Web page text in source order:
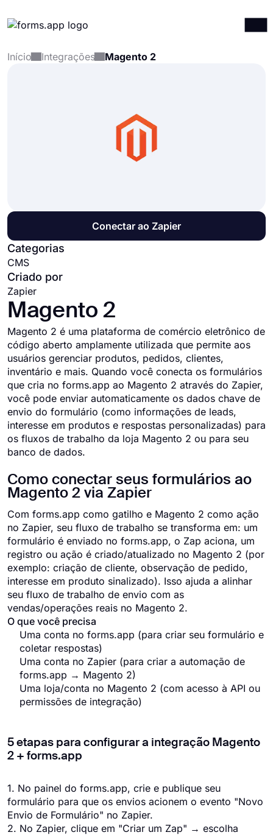
Produtos
Início Integrações Magento 2
Conectar ao Zapier
Categorias
CMS
Criado por
Zapier
Magento 2
Magento 2 é uma plataforma de comércio eletrônico de
código aberto amplamente utilizada que permite aos
usuários gerenciar produtos, pedidos, clientes,
inventário e mais. Quando você conecta os formulários
que cria no forms.app ao Magento 2 através do Zapier,
você pode enviar automaticamente os dados chave de
envio do formulário (como informações de leads,
interesse em produtos e respostas personalizadas) para
os fluxos de trabalho da loja Magento 2 ou para seu
banco de dados.
Como conectar seus formulários ao
Magento 2 via Zapier
Com forms.app como gatilho e Magento 2 como ação
no Zapier, seu fluxo de trabalho se transforma em: um
formulário é enviado no forms.app, o Zap aciona, um
registro ou ação é criado/atualizado no Magento 2 (por
exemplo: criação de cliente, observação de pedido,
interesse em produto sinalizado). Isso ajuda a alinhar
seu fluxo de trabalho de envio com as
vendas/operações reais no Magento 2.
O que você precisa
Uma conta no forms.app (para criar seu formulário e
coletar respostas)
Uma conta no Zapier (para criar a automação de
forms.app → Magento 2)
Uma loja/conta no Magento 2 (com acesso à API ou
permissões de integração)
5 etapas para configurar a integração Magento
2 + forms.app
1. No painel do forms.app, crie e publique seu
formulário para que os envios acionem o evento "Novo
Envio de Formulário" no Zapier.
2. No Zapier, clique em "Criar um Zap" → escolha